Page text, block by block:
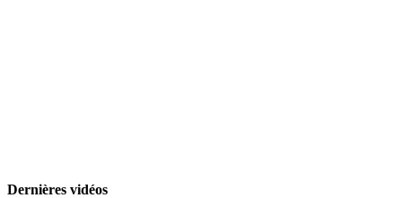
Dernières vidéos